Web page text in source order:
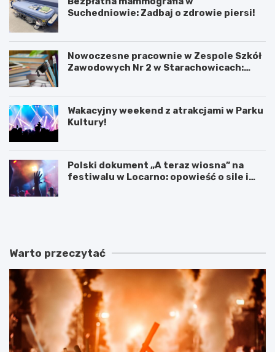
Suchedniowie: Zadbaj o zdrowie piersi!
Nowoczesne pracownie w Zespole Szkół
Zawodowych Nr 2 w Starachowicach:
Wakacyjny weekend z atrakcjami w Parku
Kultury!
Polski dokument „A teraz wiosna” na
festiwalu w Locarno: opowieść o sile i
F
w
b
r
z
m
i
e
n
W
y
n
y
w
e
e
k
e
Warto przeczytać